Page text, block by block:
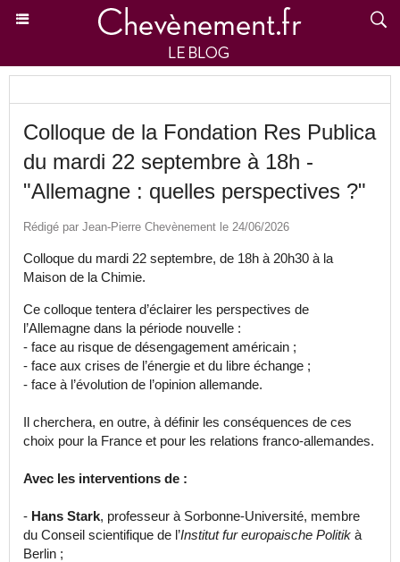
Colloque de la Fondation Res Publica
du mardi 22 septembre à 18h -
"Allemagne : quelles perspectives ?"
Rédigé par Jean-Pierre Chevènement le 24/06/2026
Colloque du mardi 22 septembre, de 18h à 20h30 à la
Maison de la Chimie.
Ce colloque tentera d’éclairer les perspectives de
l’Allemagne dans la période nouvelle :
- face au risque de désengagement américain ;
- face aux crises de l’énergie et du libre échange ;
- face à l’évolution de l’opinion allemande.
Il cherchera, en outre, à définir les conséquences de ces
choix pour la France et pour les relations franco-allemandes.
Avec les interventions de :
- Hans Stark, professeur à Sorbonne-Université, membre
du Conseil scientifique de l’Institut fur europaische Politik à
Berlin ;